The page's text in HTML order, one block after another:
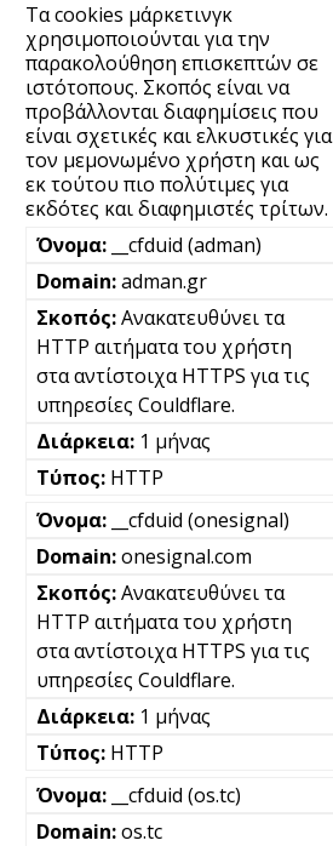
Τα cookies μάρκετινγκ
χρησιμοποιούνται για την
παρακολούθηση επισκεπτών σε
ιστότοπους. Σκοπός είναι να
προβάλλονται διαφημίσεις που
είναι σχετικές και ελκυστικές για
τον μεμονωμένο χρήστη και ως
εκ τούτου πιο πολύτιμες για
εκδότες και διαφημιστές τρίτων.
__cfduid (adman)
adman.gr
Ανακατευθύνει τα
HTTP αιτήματα του χρήστη
στα αντίστοιχα HTTPS για τις
υπηρεσίες Couldflare.
1 μήνας
HTTP
__cfduid (onesignal)
onesignal.com
Ανακατευθύνει τα
HTTP αιτήματα του χρήστη
στα αντίστοιχα HTTPS για τις
υπηρεσίες Couldflare.
1 μήνας
HTTP
__cfduid (os.tc)
os.tc